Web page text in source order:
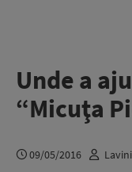
Unde a
“Micuţa
09/05/2016